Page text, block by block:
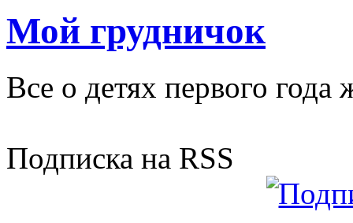
Мой грудничок
Все о детях первого года
Подписка на RSS